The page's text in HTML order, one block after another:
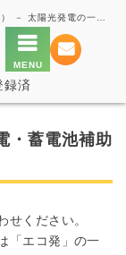
録済
・蓄電池補助
せください。
「エコ発」の一